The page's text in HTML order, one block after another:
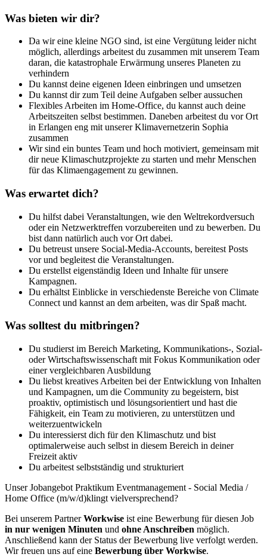
Was bieten wir dir?
Da wir eine kleine NGO sind, ist eine Vergütung leider nicht
möglich, allerdings arbeitest du zusammen mit unserem Team
daran, die katastrophale Erwärmung unseres Planeten zu
verhindern
Du kannst deine eigenen Ideen einbringen und umsetzen
Du kannst dir zum Teil deine Aufgaben selber aussuchen
Flexibles Arbeiten im Home-Office, du kannst auch deine
Arbeitszeiten selbst bestimmen. Daneben arbeitest du vor Ort
in Erlangen eng mit unserer Klimavernetzerin Sophia
zusammen
Wir sind ein buntes Team und hoch motiviert, gemeinsam mit
dir neue Klimaschutzprojekte zu starten und mehr Menschen
für das Klimaengagement zu gewinnen.
Was erwartet dich?
Du hilfst dabei Veranstaltungen, wie den Weltrekordversuch
oder ein Netzwerktreffen vorzubereiten und zu bewerben. Du
bist dann natürlich auch vor Ort dabei.
Du betreust unsere Social-Media-Accounts, bereitest Posts
vor und begleitest die Veranstaltungen.
Du erstellst eigenständig Ideen und Inhalte für unsere
Kampagnen.
Du erhältst Einblicke in verschiedenste Bereiche von Climate
Connect und kannst an dem arbeiten, was dir Spaß macht.
Was solltest du mitbringen?
Du studierst im Bereich Marketing, Kommunikations-, Sozial-
oder Wirtschaftswissenschaft mit Fokus Kommunikation oder
einer vergleichbaren Ausbildung
Du liebst kreatives Arbeiten bei der Entwicklung von Inhalten
und Kampagnen, um die Community zu begeistern, bist
proaktiv, optimistisch und lösungsorientiert und hast die
Fähigkeit, ein Team zu motivieren, zu unterstützen und
weiterzuentwickeln
Du interessierst dich für den Klimaschutz und bist
optimalerweise auch selbst in diesem Bereich in deiner
Freizeit aktiv
Du arbeitest selbstständig und strukturiert
Unser Jobangebot Praktikum Eventmanagement - Social Media /
Home Office (m/w/d)klingt vielversprechend?
Bei unserem PartnerWorkwise ist eine Bewerbung für diesen Job
in nur wenigen Minuten und ohne Anschreiben möglich.
Anschließend kann der Status der Bewerbung live verfolgt werden.
Wir freuen uns auf eine Bewerbung über Workwise.